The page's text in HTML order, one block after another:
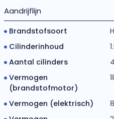
Aandrijflijn
Brandstofsoort
Cilinderinhoud
Aantal cilinders
4
Vermogen
(brandstofmotor)
Vermogen (elektrisch)